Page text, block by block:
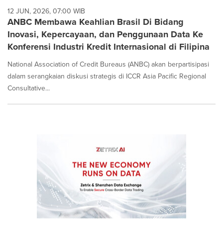
12 JUN, 2026, 07:00 WIB
ANBC Membawa Keahlian Brasil Di Bidang
Inovasi, Kepercayaan, dan Penggunaan Data Ke
Konferensi Industri Kredit Internasional di Filipina
National Association of Credit Bureaus (ANBC) akan berpartisipasi
dalam serangkaian diskusi strategis di ICCR Asia Pacific Regional
Consultative...